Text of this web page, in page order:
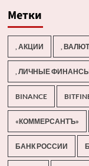
Метки
, АКЦИИ ,
, ЛИЧНЫЕ
BINANCE
«КОММЕРСАНТЪ»
БАНК РОССИИ